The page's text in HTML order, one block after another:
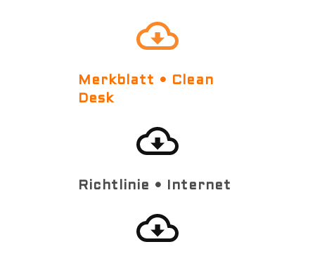
Merkblatt • Clean
Desk
Richtlinie • Internet